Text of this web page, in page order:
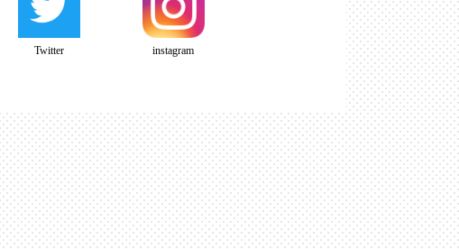
Twitter instagram